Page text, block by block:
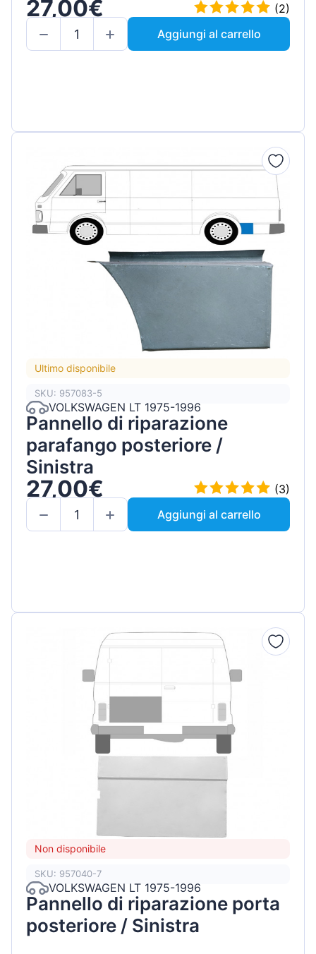
27,00€
(2)
Aggiungi al carrello
Ultimo disponibile
SKU: 957083-5
VOLKSWAGEN LT 1975-1996
Pannello di riparazione
parafango posteriore /
Sinistra
27,00€
(3)
Aggiungi al carrello
Non disponibile
SKU: 957040-7
VOLKSWAGEN LT 1975-1996
Pannello di riparazione porta
posteriore / Sinistra